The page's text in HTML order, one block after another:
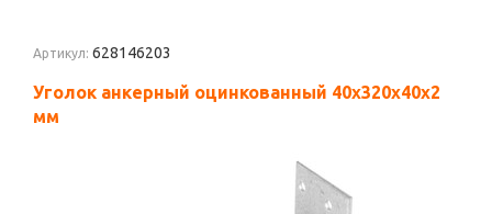
Артикул: 628146203
Уголок анкерный оцинкованный 40х320х40х2
мм